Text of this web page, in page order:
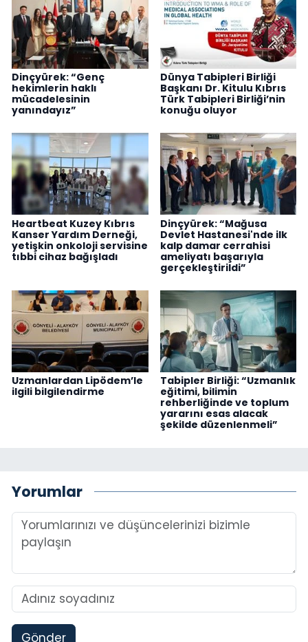
Dinçyürek: “Genç
hekimlerin haklı
mücadelesinin
yanındayız”
Dünya Tabipleri Birliği
Başkanı Dr. Kitulu Kıbrıs
Türk Tabipleri Birliği’nin
konuğu oluyor
Heartbeat Kuzey Kıbrıs
Kanser Yardım Derneği,
yetişkin onkoloji servisine
tıbbi cihaz bağışladı
Dinçyürek: “Mağusa
Devlet Hastanesi'nde ilk
kalp damar cerrahisi
ameliyatı başarıyla
gerçekleştirildi”
Uzmanlardan Lipödem’le
ilgili bilgilendirme
Tabipler Birliği: “Uzmanlık
eğitimi, bilimin
rehberliğinde ve toplum
yararını esas alacak
şekilde düzenlenmeli”
Yorumlar
Gönder